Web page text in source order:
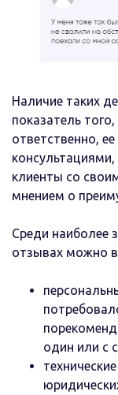
Наличие таких
показатель
ответственно,
клиенты со
мнением о
Среди наиболее
отзывах можно
один или с